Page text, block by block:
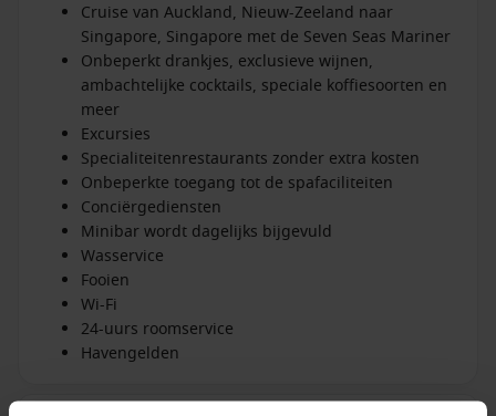
Cruise van Auckland, Nieuw-Zeeland naar
Singapore, Singapore met de Seven Seas Mariner
Onbeperkt drankjes, exclusieve wijnen,
ambachtelijke cocktails, speciale koffiesoorten en
meer
Excursies
Specialiteitenrestaurants zonder extra kosten
Onbeperkte toegang tot de spafaciliteiten
Conciërgediensten
Minibar wordt dagelijks bijgevuld
Wasservice
Fooien
Wi-Fi
24-uurs roomservice
Havengelden